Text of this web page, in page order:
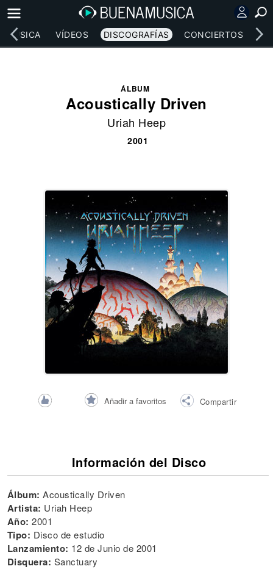
MÚSICA VÍDEOS DISCOGRAFÍAS CONCIERTOS
ÁLBUM
Acoustically Driven
Uriah Heep
2001
Añadir a favoritos Compartir
Información del Disco
Álbum: Acoustically Driven
Artista: Uriah Heep
Año: 2001
Tipo: Disco de estudio
Lanzamiento: 12 de Junio de 2001
Disquera: Sanctuary